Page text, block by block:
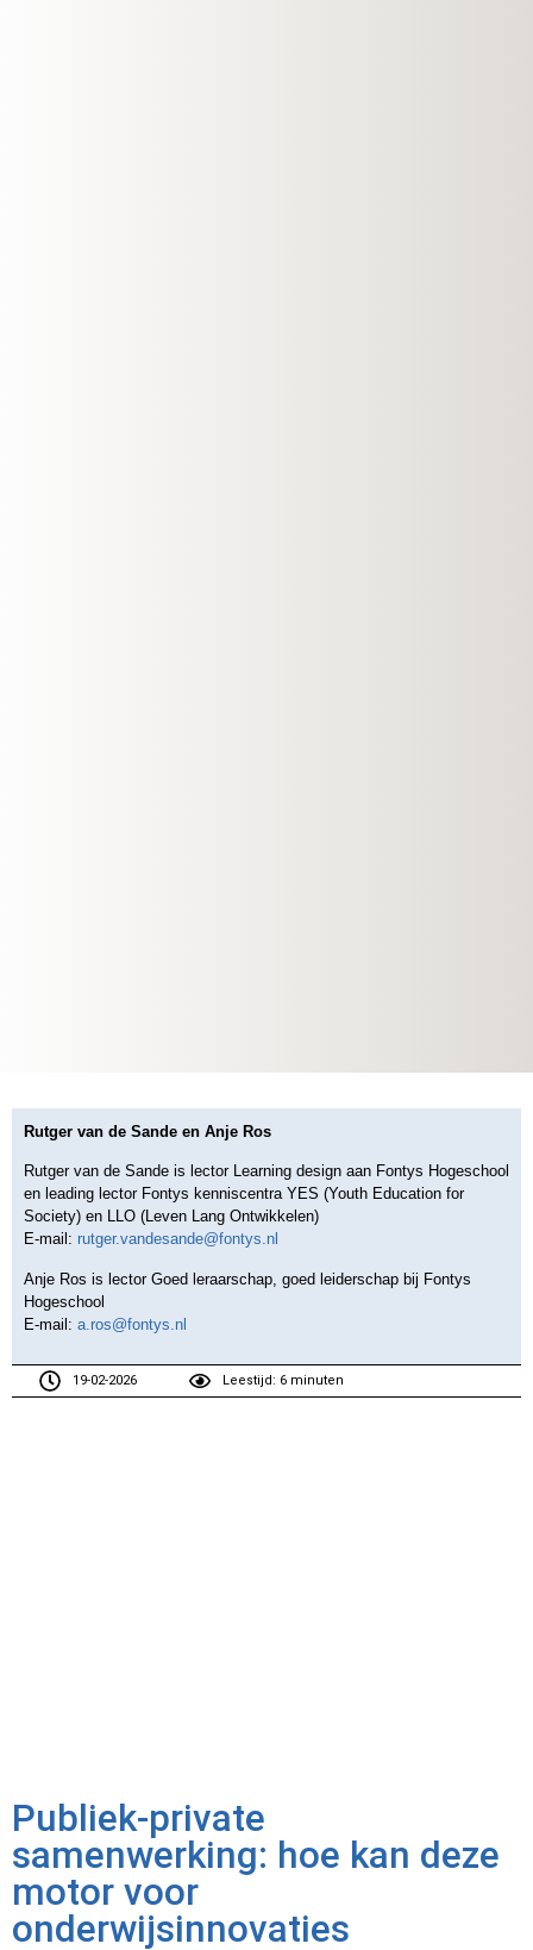
Rutger van de Sande en Anje Ros
Rutger van de Sande is lector Learning design aan Fontys Hogeschool
en leading lector Fontys kenniscentra YES (Youth Education for
Society) en LLO (Leven Lang Ontwikkelen)
E-mail: rutger.vandesande@fontys.nl
Anje Ros is lector Goed leraarschap, goed leiderschap bij Fontys
Hogeschool
E-mail: a.ros@fontys.nl
19-02-2026 Leestijd: 6 minuten
Publiek-private
samenwerking: hoe kan deze
motor voor
onderwijsinnovaties